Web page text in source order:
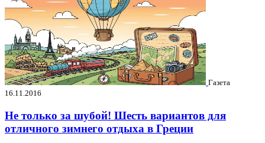
Газета
16.11.2016
Не только за шубой! Шесть вариантов для
отличного зимнего отдыха в Греции